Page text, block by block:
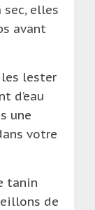
sec, elles
avant
lester
d’eau
une
votre
tanin
de